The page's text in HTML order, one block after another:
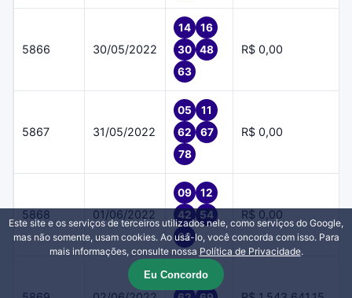
5866 30/05/2022
14
16
30
48
63
R$ 0,00
5867 31/05/2022
05
11
62
67
78
R$ 0,00
5868 01/06/2022
09
12
42
54
62
R$ 0,00
51
56
Este site e os serviços de terceiros utilizados nele, como serviços do Google,
mas não somente, usam cookies. Ao usá-lo, você concorda com isso. Para
mais informações, consulte nossa Política de Privacidade.
Eu Concordo